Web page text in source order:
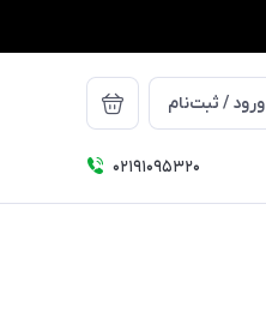
ورود / ثبت‌نام
۰۲۱91095320